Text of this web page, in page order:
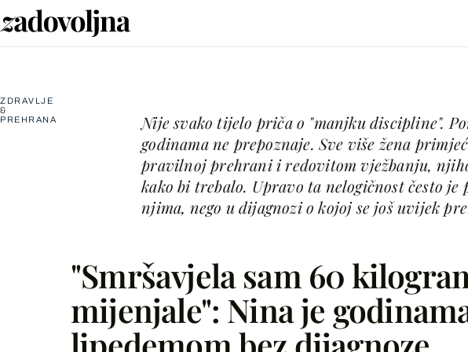
ZDRAVLJE
&
PREHRANA
"Smršavjela sam 60
mijenjale": Nina je
Nije svako tijelo priča o "manjku discipline".
godinama ne prepoznaje. Sve više žena
pravilnoj prehrani i redovitom vježbanju,
kako bi trebalo. Upravo ta nelogičnost često
njima, nego u dijagnozi o kojoj se još uvijek